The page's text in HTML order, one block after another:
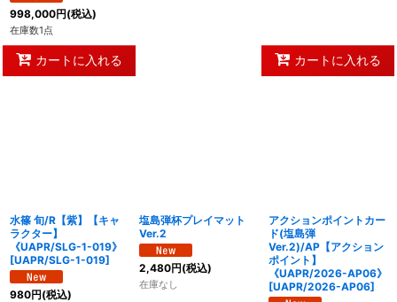
998,000円(税込)
在庫数1点
カートに入れる カートに入れる
水篠 旬/R【紫】【キャ
ラクター】
《UAPR/SLG-1-019》
[UAPR/SLG-1-019]
980円(税込)
塩島弾杯プレイマット
Ver.2
2,480円(税込)
在庫なし
アクションポイントカー
ド(塩島弾
Ver.2)/AP【アクション
ポイント】
《UAPR/2026-AP06》
[UAPR/2026-AP06]